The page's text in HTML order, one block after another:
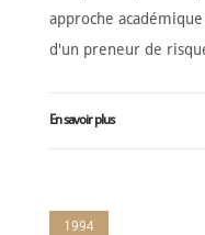
approche
d'un preneur de
En savoir plus
1994